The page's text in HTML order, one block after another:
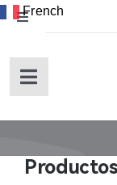
Skip
content
Toggle
English
French
Toggle
Inicio
Sobre
Productos